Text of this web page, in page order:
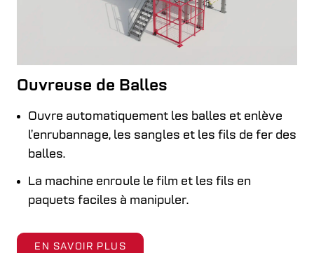
Ouvreuse de Balles
Ouvre automatiquement les balles et enlève
l’enrubannage, les sangles et les fils de fer des
balles.
La machine enroule le film et les fils en
paquets faciles à manipuler.
EN SAVOIR PLUS